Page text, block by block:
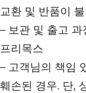
교환 및 반품이
– 보관 및 출고
프리목스
– 고객님의 책임
훼손된 경우. 단,